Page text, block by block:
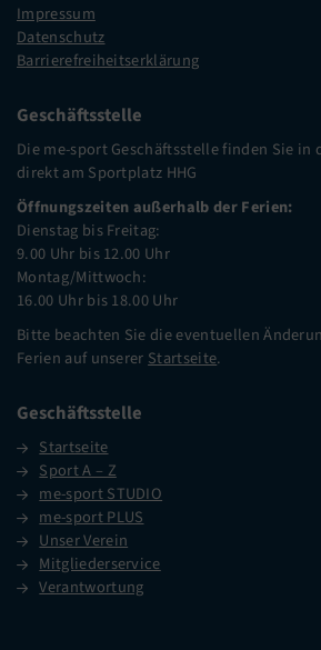
Impressum
Datenschutz
Barrierefreiheitserklärung
Geschäftsstelle
Die me-sport Geschäftsstelle finden Sie in
direkt am Sportplatz HHG
Öffnungszeiten außerhalb der Ferien:
Dienstag bis Freitag:
9.00 Uhr bis 12.00 Uhr
Montag/Mittwoch:
16.00 Uhr bis 18.00 Uhr
Bitte beachten Sie die eventuellen
Ferien auf unserer Startseite.
Geschäftsstelle
Startseite
Sport A – Z
me-sport STUDIO
me-sport PLUS
Unser Verein
Mitgliederservice
Verantwortung